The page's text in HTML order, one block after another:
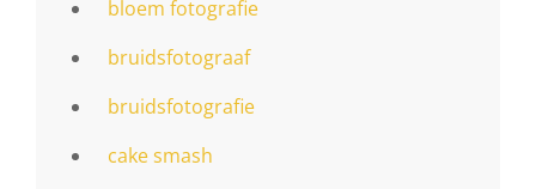
bloem fotografie
bruidsfotograaf
bruidsfotografie
cake smash